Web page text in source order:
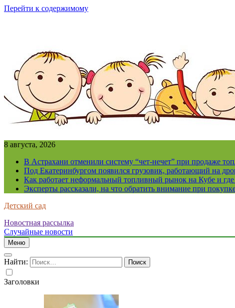
Перейти к содержимому
8 августа, 2026
В Астрахани отменили систему “чет-нечет” при продаже
Под Екатеринбургом появился грузовик, работающий на
Как работает неформальный топливный рынок на Кубе и где
Эксперты рассказали, на что обратить внимание при
Детский сад
Новостная рассылка
Случайные новости
Меню
Найти:
Заголовки